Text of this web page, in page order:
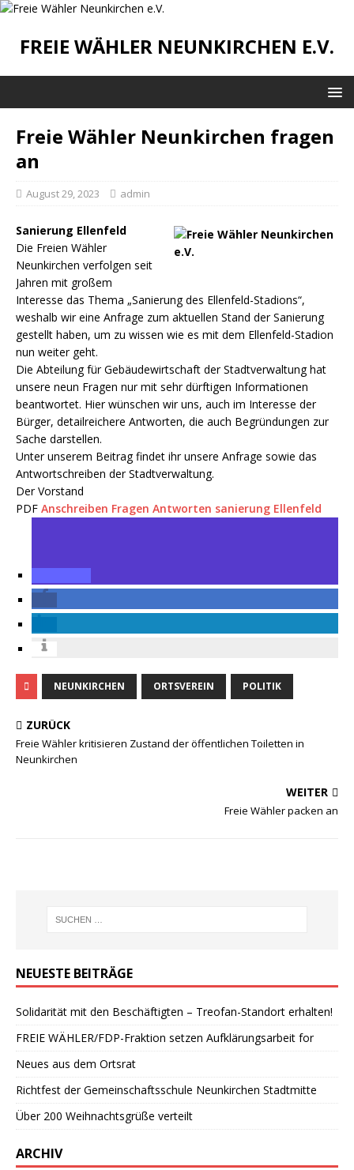
FREIE WÄHLER NEUNKIRCHEN E.V.
Freie Wähler Neunkirchen fragen
an
August 29, 2023 admin
Sanierung Ellenfeld
Die Freien Wähler
Neunkirchen verfolgen seit
Jahren mit großem
Interesse das Thema „Sanierung des Ellenfeld-Stadions“,
weshalb wir eine Anfrage zum aktuellen Stand der Sanierung
gestellt haben, um zu wissen wie es mit dem Ellenfeld-Stadion
nun weiter geht.
Die Abteilung für Gebäudewirtschaft der Stadtverwaltung hat
unsere neun Fragen nur mit sehr dürftigen Informationen
beantwortet. Hier wünschen wir uns, auch im Interesse der
Bürger, detailreichere Antworten, die auch Begründungen zur
Sache darstellen.
Unter unserem Beitrag findet ihr unsere Anfrage sowie das
Antwortschreiben der Stadtverwaltung.
Der Vorstand
PDF Anschreiben Fragen Antworten sanierung Ellenfeld
NEUNKIRCHEN ORTSVEREIN POLITIK
ZURÜCK
Freie Wähler kritisieren Zustand der öffentlichen Toiletten in
Neunkirchen
WEITER
Freie Wähler packen an
NEUESTE BEITRÄGE
Solidarität mit den Beschäftigten – Treofan-Standort erhalten!
FREIE WÄHLER/FDP-Fraktion setzen Aufklärungsarbeit for
Neues aus dem Ortsrat
Richtfest der Gemeinschaftsschule Neunkirchen Stadtmitte
Über 200 Weihnachtsgrüße verteilt
ARCHIV